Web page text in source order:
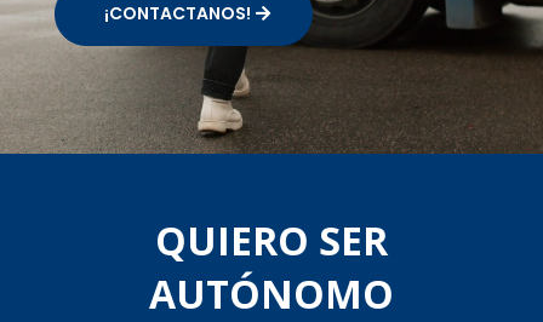
¡CONTACTANOS!
QUIERO SER
AUTÓNOMO